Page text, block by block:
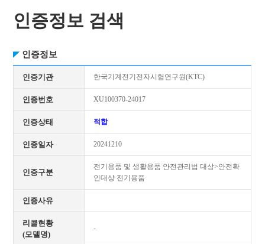
인증정보 검색
인증정보
인증기관 한국기계전기전자시험연구원(KTC)
인증번호 XU100370-24017
인증상태 적합
인증일자 20241210
인증구분
전기용품 및 생활용품 안전관리법 대상>안전확
인대상 전기용품
인증사유
리콜현황
(모델명)
-